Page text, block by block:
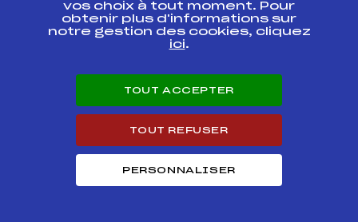
AMBF1291.FFS MICRO COUPE FFS
FEVRIER 2011
FFS
Résultats Freestyle 2016
Course
vos choix à tout moment. Pour
obtenir plus d'informations sur
notre gestion des cookies, cliquez
ici.
TOUT ACCEPTER
TOUT REFUSER
PERSONNALISER